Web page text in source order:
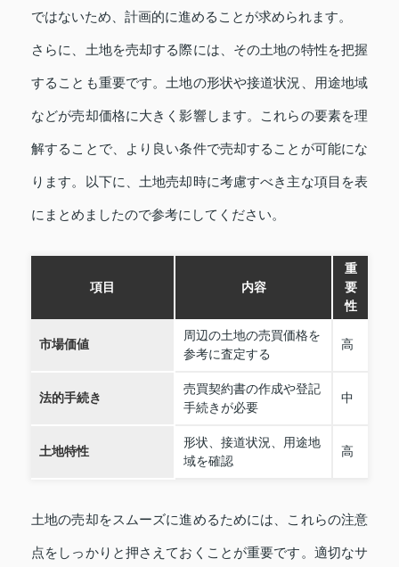
ではないため、計画的に進めることが求められます。
さらに、土地を売却する際には、その土地の特性を把握
することも重要です。土地の形状や接道状況、用途地域
などが売却価格に大きく影響します。これらの要素を理
解することで、より良い条件で売却することが可能にな
ります。以下に、土地売却時に考慮すべき主な項目を表
にまとめましたので参考にしてください。
項目 内容
重
要
性
市場価値
周辺の土地の売買価格を
参考に査定する
高
法的手続き
売買契約書の作成や登記
手続きが必要
中
土地特性
形状、接道状況、用途地
域を確認
高
土地の売却をスムーズに進めるためには、これらの注意
点をしっかりと押さえておくことが重要です。適切なサ